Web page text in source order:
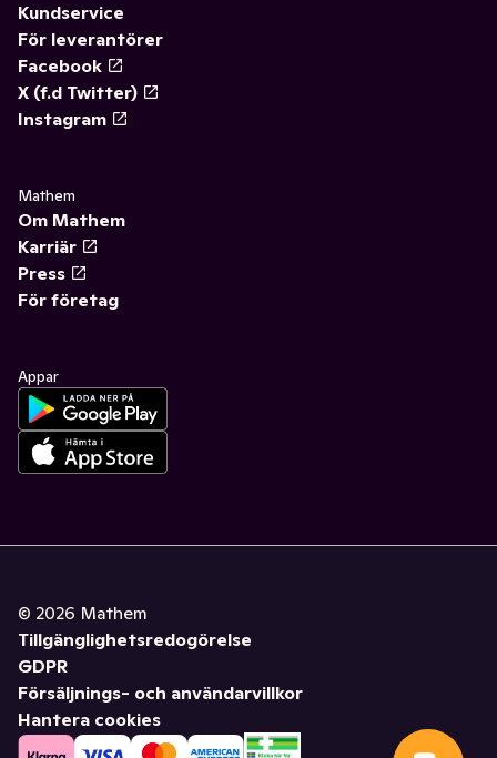
Kundservice
För leverantörer
Facebook
X (f.d Twitter)
Instagram
Mathem
Om Mathem
Karriär
Press
För företag
Appar
© 2026 Mathem
Tillgänglighetsredogörelse
GDPR
Försäljnings- och användarvillkor
Hantera cookies